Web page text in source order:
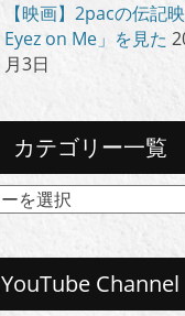
【映画】2pacの伝記
Eyez on Me」を見た
月3日
カテゴリー一覧
YouTube Channel